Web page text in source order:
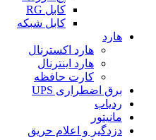
کابل RG
کابل شبکه
هارد
هارد اکسترنال
هارد اینترنال
کارت حافظه
برق اضطراری UPS
ردیاب
مانیتور
دزدگیر و اعلام حریق